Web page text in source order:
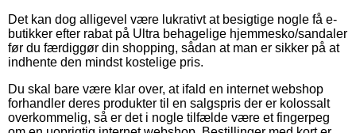
Det kan dog alligevel være lukrativt at besigtige nogle få e-
butikker efter rabat på Ultra behagelige hjemmesko/sandaler
før du færdiggør din shopping, sådan at man er sikker på at
indhente den mindst kostelige pris.
Du skal bare være klar over, at ifald en internet webshop
forhandler deres produkter til en salgspris der er kolossalt
overkommelig, så er det i nogle tilfælde være et fingerpeg